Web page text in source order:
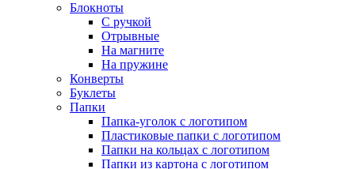
Блокноты
С ручкой
Отрывные
На магните
На пружине
Конверты
Буклеты
Папки
Папка-уголок с логотипом
Пластиковые папки с логотипом
Папки на кольцах с логотипом
Папки из картона с логотипом